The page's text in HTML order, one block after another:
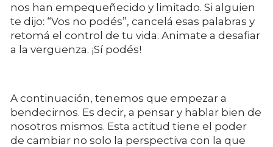
nos han empequeñecido y limitado. Si alguien
te dijo: “Vos no podés”, cancelá esas palabras y
retomá el control de tu vida. Animate a desafiar
a la vergüenza. ¡Sí podés!
A continuación, tenemos que empezar a
bendecirnos. Es decir, a pensar y hablar bien de
nosotros mismos. Esta actitud tiene el poder
de cambiar no solo la perspectiva con la que